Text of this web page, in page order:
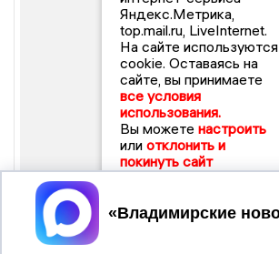
Яндекс.Метрика,
top.mail.ru, LiveInternet.
На сайте используются
cookie. Оставаясь на
сайте, вы принимаете
все условия
использования.
Вы можете настроить
или отклонить и
покинуть сайт
Принять